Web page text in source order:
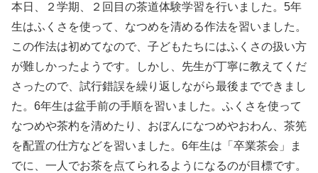
本日、２学期、２回目の茶道体験学習を行いました。5年
生はふくさを使って、なつめを清める作法を習いました。
この作法は初めてなので、子どもたちにはふくさの扱い方
が難しかったようです。しかし、先生が丁寧に教えてくだ
さったので、試行錯誤を繰り返しながら最後までできまし
た。6年生は盆手前の手順を習いました。ふくさを使って
なつめや茶杓を清めたり、おぼんになつめやおわん、茶筅
を配置の仕方などを習いました。6年生は「卒業茶会」ま
でに、一人でお茶を点てられるようになるのが目標です。